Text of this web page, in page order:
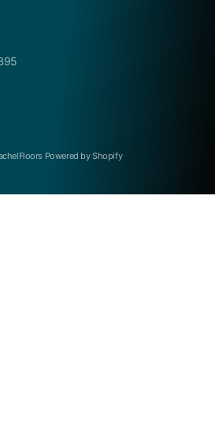
Powered by Shopify